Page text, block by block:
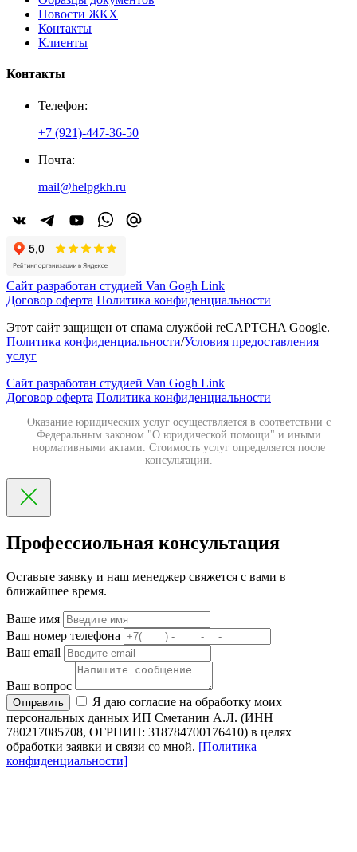
Новости ЖКХ
Контакты
Клиенты
Контакты
Телефон:
+7 (921)-447-36-50
Почта:
mail@helpgkh.ru
Сайт разработан студией Van Gogh Link
Договор оферта Политика конфиденциальности
Этот сайт защищен от спама службой reCAPTCHA Google.
Политика конфиденциальности/Условия предоставления
услуг
Сайт разработан студией Van Gogh Link
Договор оферта Политика конфиденциальности
Оказание юридических услуг осуществляется в соответствии с
Федеральным законом "О юридической помощи" и иными
нормативными актами. Стоимость услуг определяется после
консультации.
Профессиольная консультация
Оставьте заявку и наш менеджер свяжется с вами в
ближайшее время.
Ваше имя
Ваш номер телефона
Ваш email
Ваш вопрос
Отправить
Я даю согласие на обработку моих
персональных данных ИП Сметанин А.Л. (ИНН
780217085708, ОГРНИП: 318784700176410) в целях
обработки заявки и связи со мной. [Политика
конфиденциальности]